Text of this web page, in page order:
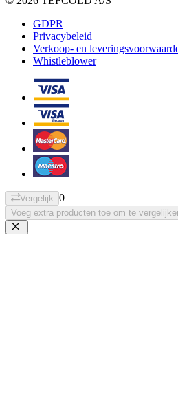
GDPR
Privacybeleid
Verkoop- en
Whistleblower
Vergelijk 0
Voeg extra producten toe om te